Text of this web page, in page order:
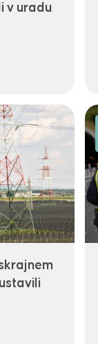
v uradu